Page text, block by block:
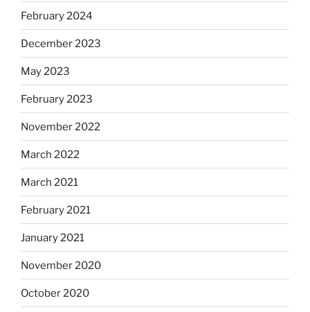
February 2024
December 2023
May 2023
February 2023
November 2022
March 2022
March 2021
February 2021
January 2021
November 2020
October 2020